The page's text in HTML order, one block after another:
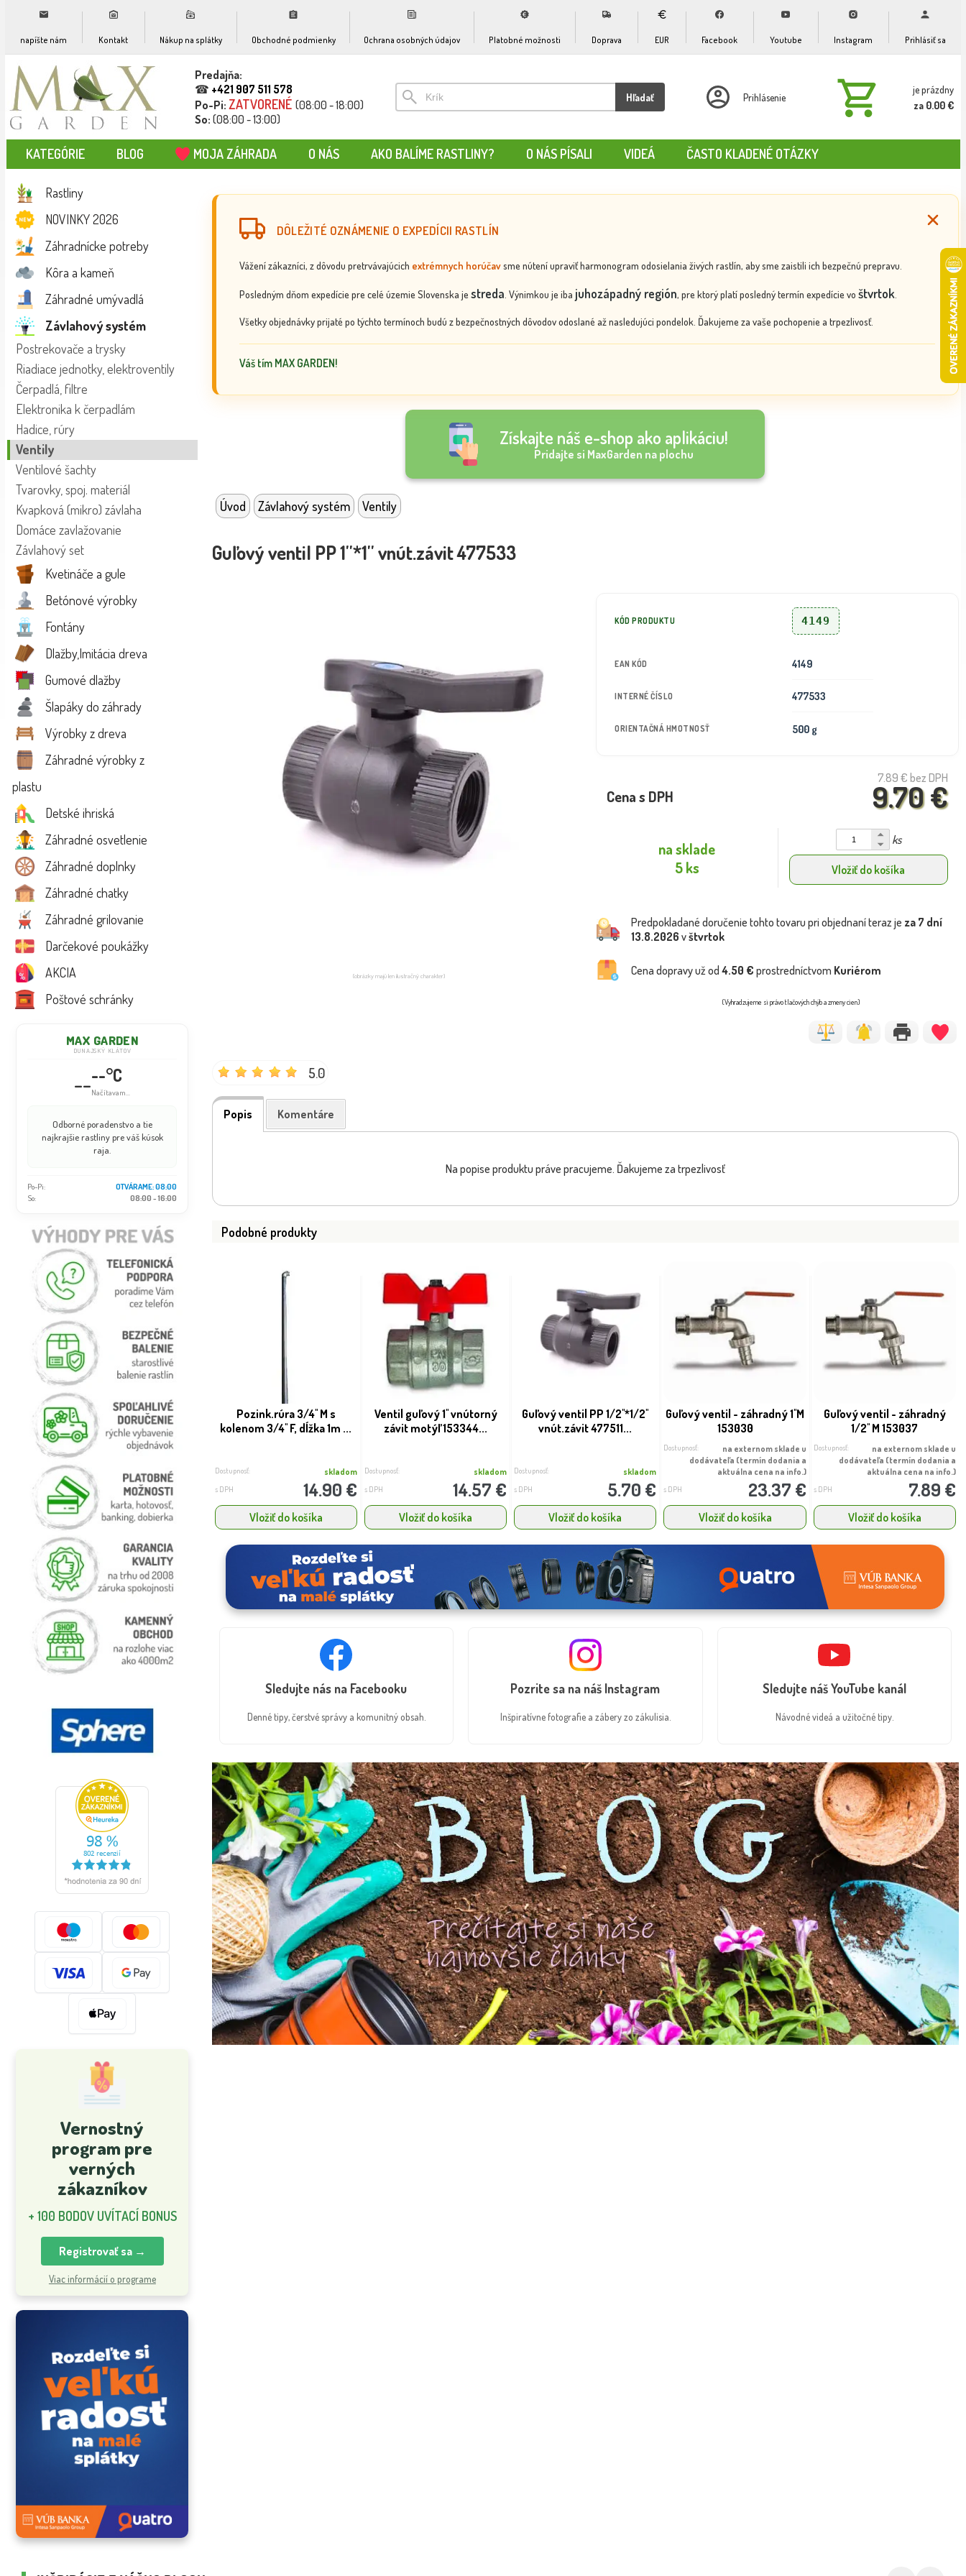
napíšte nám Kontakt Nákup na splátky Obchodné podmienky Ochrana osobných údajov Platobné možnosti Doprava EUR Facebook Youtube Instagram Prihlásiť sa
Predajňa:
☎ +421 907 511 578
Po-Pi: ZATVORENÉ (08:00 - 18:00)
So: (08:00 - 13:00)
Hľadať Prihlásenie
je prázdny
za 0.00 €
KATEGÓRIE BLOG MOJA ZÁHRADA O NÁS AKO BALÍME RASTLINY? O NÁS PÍSALI VIDEÁ ČASTO KLADENÉ OTÁZKY
Rastliny
NOVINKY 2026
Záhradnícke potreby
Kôra a kameň
Záhradné umývadlá
Závlahový systém
Postrekovače a trysky
Riadiace jednotky, elektroventily
Čerpadlá, filtre
Elektronika k čerpadlám
Hadice, rúry
Ventily
Ventilové šachty
Tvarovky, spoj. materiál
Kvapková (mikro) závlaha
Domáce zavlažovanie
Závlahový set
Kvetináče a gule
Betónové výrobky
Fontány
Dlažby,Imitácia dreva
Gumové dlažby
Šlapáky do záhrady
Výrobky z dreva
Záhradné výrobky z
plastu
Detské ihriská
Záhradné osvetlenie
Záhradné doplnky
Záhradné chatky
Záhradné grilovanie
Darčekové poukážky
AKCIA
Poštové schránky
MAX GARDEN
DUNAJSKÝ KLÁTOV
----°C
Načítavam...
Odborné poradenstvo a tie
najkrajšie rastliny pre váš kúsok
raja.
Po-Pi:
OTVÁRAME: 08:00
So:
08:00 - 16:00
Vernostný
program pre
verných
zákazníkov
+ 100 BODOV UVÍTACÍ BONUS
Registrovať sa →
Viac informácií o programe
DÔLEŽITÉ OZNÁMENIE O EXPEDÍCII RASTLÍN
Vážení zákazníci, z dôvodu pretrvávajúcich extrémnych horúčavsme nútení upraviť harmonogram odosielania živých rastlín, aby sme zaistili ich bezpečnú prepravu.
Posledným dňom expedície pre celé územie Slovenska je streda . Výnimkou je iba juhozápadný región, pre ktorý platí posledný termín expedície vo štvrtok.
Všetky objednávky prijaté po týchto termínoch budú z bezpečnostných dôvodov odoslané až nasledujúci pondelok. Ďakujeme za vaše pochopenie a trpezlivosť.
Váš tím MAX GARDEN!
Získajte náš e-shop ako aplikáciu!
Pridajte si MaxGarden na plochu
Úvod Závlahový systém Ventily
Guľový ventil PP 1''*1'' vnút.závit 477533
(obrázky majú len ilustračný charakter)
KÓD PRODUKTU 4149
EAN KÓD 4149
INTERNÉ ČÍSLO 477533
ORIENTAČNÁ HMOTNOSŤ 500 g
7.89 € bez DPH
9.70 €
Cena s DPH
na sklade
5 ks
ks
Vložiť do košíka
Predpokladané doručenie tohto tovaru pri objednaní teraz je za 7 dní
13.8.2026 vštvrtok
Cena dopravy už od4.50 € prostredníctvom Kuriérom
(Vyhradzujeme si právo tlačových chýb a zmeny cien)
5.0
Popis Komentáre
Na popise produktu práve pracujeme. Ďakujeme za trpezlivosť
Podobné produkty
Pozink.rúra 3/4'' M s
kolenom 3/4'' F, dĺžka 1m ...
Dostupnosť: skladom
s DPH 14.90 €
Vložiť do košíka
Ventil guľový 1'' vnútorný
závit motýľ 153344...
Dostupnosť: skladom
s DPH 14.57 €
Vložiť do košíka
Guľový ventil PP 1/2''*1/2''
vnút.závit 477511...
Dostupnosť: skladom
s DPH 5.70 €
Vložiť do košíka
Guľový ventil - záhradný 1''M
153030
Dostupnosť:
na externom sklade u
dodávateľa (termín dodania a
aktuálna cena na info.)
s DPH 23.37 €
Vložiť do košíka
Guľový ventil - záhradný
1/2'' M 153037
Dostupnosť:
na externom sklade u
dodávateľa (termín dodania a
aktuálna cena na info.)
s DPH 7.89 €
Vložiť do košíka
Sledujte nás na Facebooku
Denné tipy, čerstvé správy a komunitný obsah.
Pozrite sa na náš Instagram
Inšpiratívne fotografie a zábery zo zákulisia.
Sledujte náš YouTube kanál
Návodné videá a užitočné tipy.